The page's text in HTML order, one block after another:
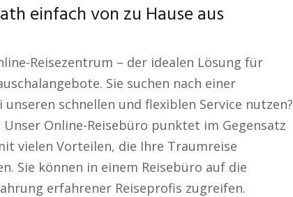
einfach von zu Hause aus
Reisezentrum – der idealen Lösung für
Sie suchen nach einer
schnellen und flexiblen Service nutzen?
Online-Reisebüro punktet im Gegensatz
vielen Vorteilen, die Ihre Traumreise
Sie können in einem Reisebüro auf die
erfahrener Reiseprofis zugreifen.